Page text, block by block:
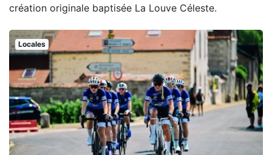
création originale baptisée La Louve Céleste.
Locales